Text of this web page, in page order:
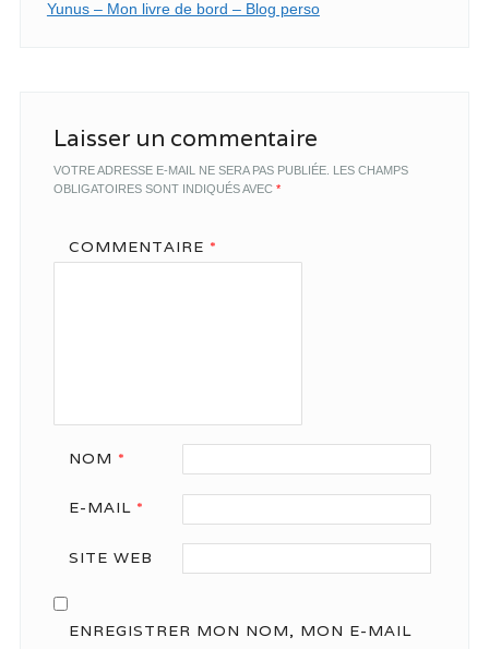
Yunus – Mon livre de bord – Blog perso
Laisser un commentaire
VOTRE ADRESSE E-MAIL NE SERA PAS PUBLIÉE. LES CHAMPS
OBLIGATOIRES SONT INDIQUÉS AVEC *
COMMENTAIRE *
NOM *
E-MAIL *
SITE WEB
ENREGISTRER MON NOM, MON E-MAIL